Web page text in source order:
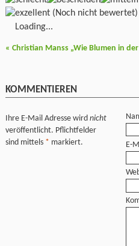
(Noch nicht bewertet)
Loading...
« Christian Manss „Wie Blumen in
KOMMENTIEREN
Ihre E-Mail Adresse wird nicht
veröffentlicht. Pflichtfelder
sind mittels * markiert. E-